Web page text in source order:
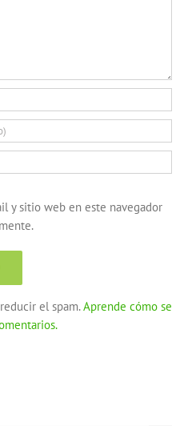
y sitio web en este navegador
el spam.Aprende cómo se